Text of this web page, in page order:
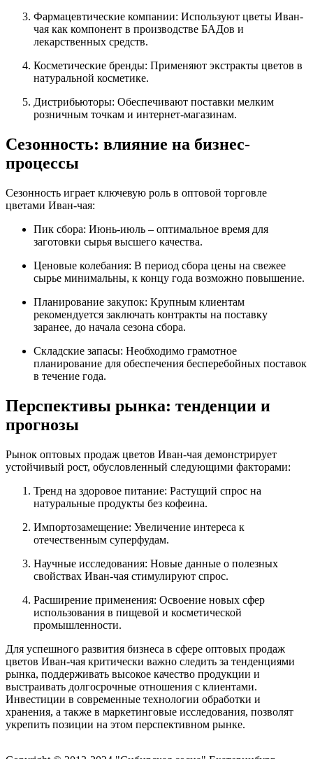
Фармацевтические компании: Используют цветы Иван-
чая как компонент в производстве БАДов и
лекарственных средств.
Косметические бренды: Применяют экстракты цветов в
натуральной косметике.
Дистрибьюторы: Обеспечивают поставки мелким
розничным точкам и интернет-магазинам.
Сезонность: влияние на бизнес-
процессы
Сезонность играет ключевую роль в оптовой торговле
цветами Иван-чая:
Пик сбора: Июнь-июль – оптимальное время для
заготовки сырья высшего качества.
Ценовые колебания: В период сбора цены на свежее
сырье минимальны, к концу года возможно повышение.
Планирование закупок: Крупным клиентам
рекомендуется заключать контракты на поставку
заранее, до начала сезона сбора.
Складские запасы: Необходимо грамотное
планирование для обеспечения бесперебойных поставок
в течение года.
Перспективы рынка: тенденции и
прогнозы
Рынок оптовых продаж цветов Иван-чая демонстрирует
устойчивый рост, обусловленный следующими факторами:
Тренд на здоровое питание: Растущий спрос на
натуральные продукты без кофеина.
Импортозамещение: Увеличение интереса к
отечественным суперфудам.
Научные исследования: Новые данные о полезных
свойствах Иван-чая стимулируют спрос.
Расширение применения: Освоение новых сфер
использования в пищевой и косметической
промышленности.
Для успешного развития бизнеса в сфере оптовых продаж
цветов Иван-чая критически важно следить за тенденциями
рынка, поддерживать высокое качество продукции и
выстраивать долгосрочные отношения с клиентами.
Инвестиции в современные технологии обработки и
хранения, а также в маркетинговые исследования, позволят
укрепить позиции на этом перспективном рынке.